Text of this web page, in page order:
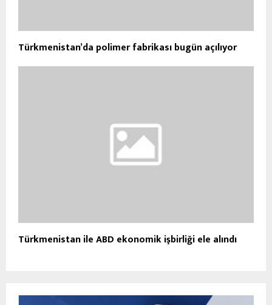
Türkmenistan’da polimer fabrikası bugün açılıyor
Türkmenistan ile ABD ekonomik işbirliği ele alındı